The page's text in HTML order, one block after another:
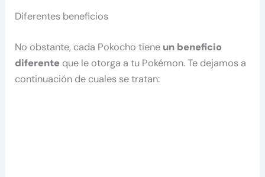
Diferentes beneficios
No obstante, cada Pokocho tiene un beneficio
diferente que le otorga a tu Pokémon. Te dejamos a
continuación de cuales se tratan: